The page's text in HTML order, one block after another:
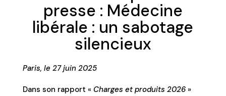
presse : Médecine
libérale : un sabotage
silencieux
Paris, le 27 juin 2025
Dans son rapport « Charges et produits 2026»